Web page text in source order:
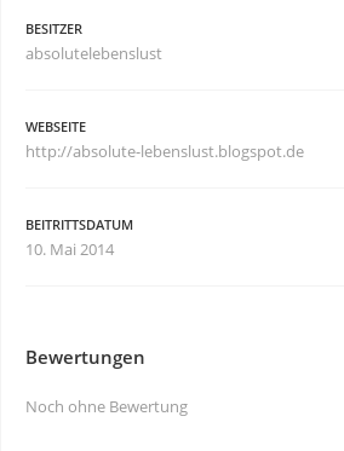
BESITZER
absolutelebenslust
WEBSEITE
http://absolute-lebenslust.blogspot.de
BEITRITTSDATUM
10. Mai 2014
Bewertungen
Noch ohne Bewertung